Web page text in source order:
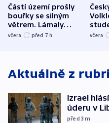
Částí území prošly
bouřky se silným
větrem. Lámaly
stromy a poničily
včera před 7 h včera
Aktuálně z
Izrael
úderu v
před 3m